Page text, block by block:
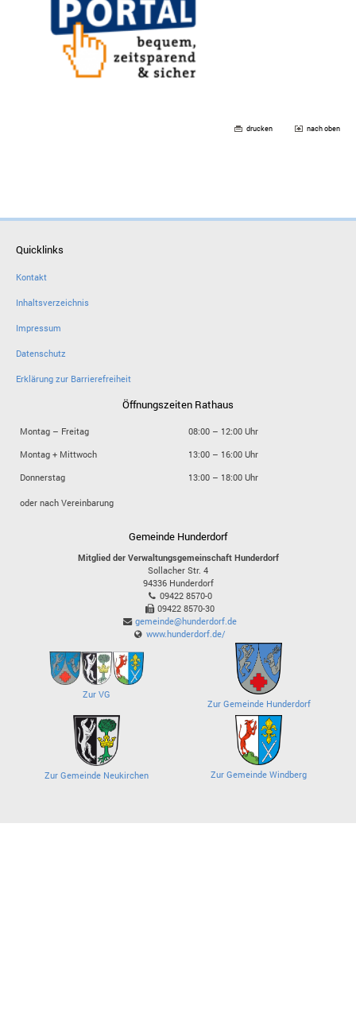
drucken nach oben
Quicklinks
Kontakt
Inhaltsverzeichnis
Impressum
Datenschutz
Erklärung zur Barrierefreiheit
Öffnungszeiten Rathaus
Montag – Freitag
08:00 – 12:00 Uhr
Montag + Mittwoch
13:00 – 16:00 Uhr
Donnerstag
13:00 – 18:00 Uhr
oder nach Vereinbarung
Gemeinde Hunderdorf
Mitglied der Verwaltungsgemeinschaft Hunderdorf
Sollacher Str. 4
94336 Hunderdorf
09422 8570-0
09422 8570-30
gemeinde@hunderdorf.de
www.hunderdorf.de/
Zur VG
Zur Gemeinde Hunderdorf
Zur Gemeinde Neukirchen Zur Gemeinde Windberg